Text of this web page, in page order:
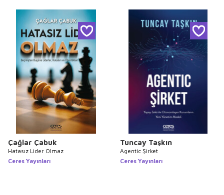
Çağlar Çabuk
Hatasız Lider Olmaz
Ceres Yayınları
Tuncay Taşkın
Agentic Şirket
Ceres Yayınları